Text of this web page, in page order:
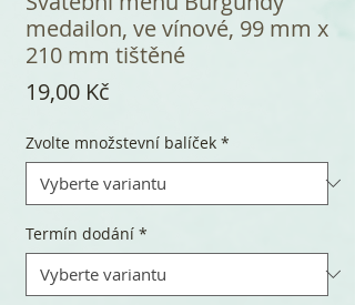
medailon, ve vínové, 99 mm x
210 mm tištěné
19,00 Kč
Zvolte množstevní balíček *
Termín dodání *